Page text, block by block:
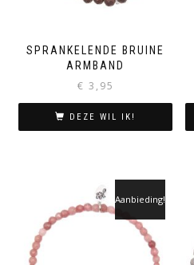
SPRANKELENDE BRUINE
ARMBAND
€ 3,95
DEZE WIL IK!
Aanbieding!